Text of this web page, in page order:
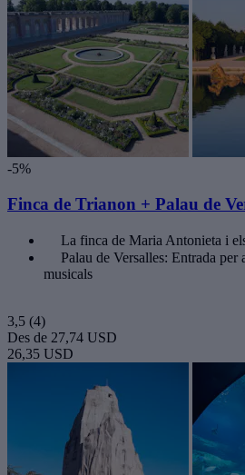
-5%
Finca de Trianon + Palau de
La finca de Maria Antonieta i
Palau de Versalles: Entrada per
musicals
3,5 (4)
Des de 27,74 USD
26,35 USD